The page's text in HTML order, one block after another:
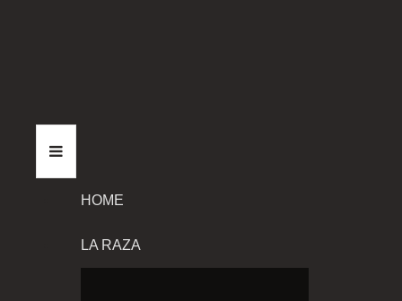
HOME
LA RAZA